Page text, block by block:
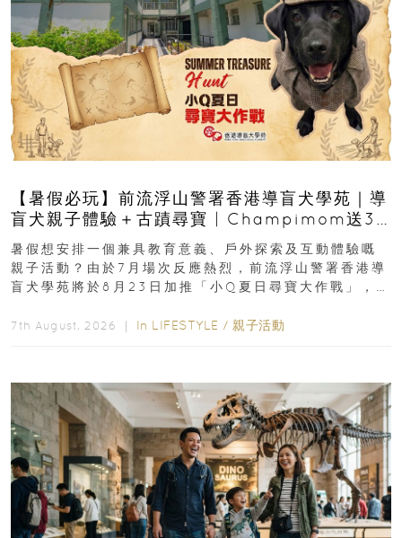
【暑假必玩】前流浮山警署香港導盲犬學苑｜導
盲犬親子體驗＋古蹟尋寶 | Champimom送3
組免費名額
暑假想安排一個兼具教育意義、戶外探索及互動體驗嘅
親子活動？由於7月場次反應熱烈，前流浮山警署香港導
盲犬學苑將於8月23日加推「小Q夏日尋寶大作戰」，家
7th August, 2026 ｜ In LIFESTYLE / 親子活動